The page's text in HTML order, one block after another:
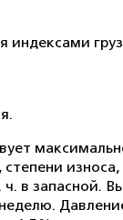
износа,
в запасной.